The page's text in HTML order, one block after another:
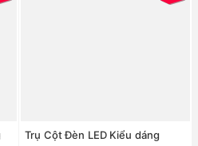
Trụ Cột Đèn LED Kiểu dáng